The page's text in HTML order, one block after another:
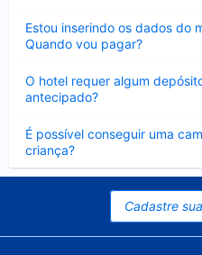
Estou inserindo os dados do
Quando vou pagar?
O hotel requer algum
antecipado?
É possível conseguir uma
criança?
Contraído
Cadastre